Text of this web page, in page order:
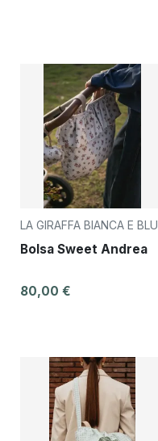
LA GIRAFFA BIANCA E BLU
Bolsa Sweet Andrea
80,00 €